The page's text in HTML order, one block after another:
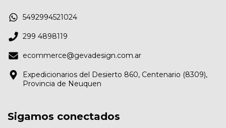
5492994521024
299 4898119
ecommerce@gevadesign.com.ar
Expedicionarios del Desierto 860, Centenario (8309),
Provincia de Neuquen
Sigamos conectados